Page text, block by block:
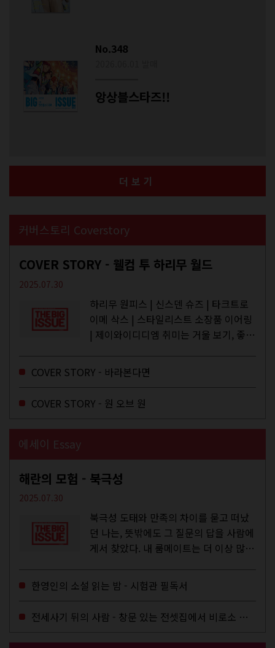
No.348
앙상블스타즈!!
더보기
커버스토리 Coverstory
COVER STORY - 웰컴 투 하리무 월드
2025.07.30
하리무 원피스 | 신스덴 슈즈 | 타크트로
이메 삭스 | 스타일리스트 소장품 이어링
| 제이와이디디엠 취미는 거울 보기, 좋아
주와...
COVER STORY - 바라본다면
COVER STORY - 원 오브 원
에세이 Essay
해란의 모험 - 북극성
2025.07.30
북극성 도태와 만족의 차이를 묻고 떠났
던 나는, 뜻밖에도 그 질문의 답을 사람에
게서 찾았다. 내 룸메이트는 더 이상 많은
한영인의 소설 읽는 밤 - 시험관 필독서
전세사기 뒤의 사람 - 창문 있는 전셋집에서 비로소 겨울 이불을 샀다